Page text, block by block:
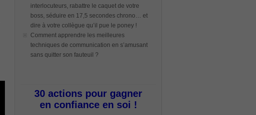
interlocuteurs, rabattre le caquet de votre
boss, séduire en 17,5 secondes chrono… et
dire à votre collègue qu’il pue le poney !
Comment apprendre les meilleures
techniques de communication en s’amusant
sans quitter son fauteuil ?
30 actions pour gagner
en confiance en soi !